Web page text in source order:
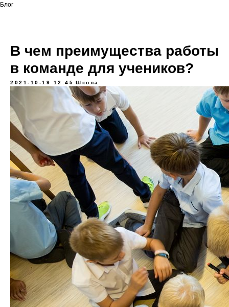
Блог
В чем преимущества работы
в команде для учеников?
2021-10-19 12:45 Школа